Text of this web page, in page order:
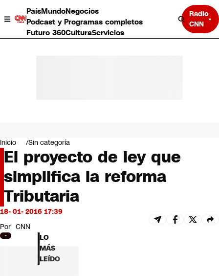
PaísMundoNegocios
Podcast y Programas completos
Futuro 360CulturaServicios
Radio
CNN
Negocios
Deportes
Programas completos
Cultura
Servicios
Bits
CNN tiempo
Futuro 360
Opinión
Inicio Sin categoría
El proyecto de ley que
simplifica la reforma
Tributaria
18- 01- 2016 17:39
Por CNN
LO
MÁS
LEÍDO